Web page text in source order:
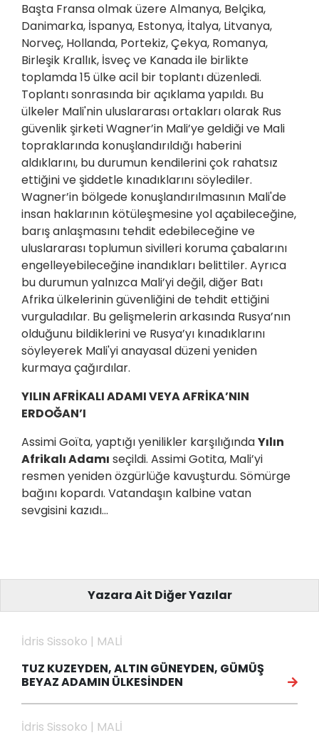
Başta Fransa olmak üzere Almanya, Belçika,
Danimarka, İspanya, Estonya, İtalya, Litvanya,
Norveç, Hollanda, Portekiz, Çekya, Romanya,
Birleşik Krallık, İsveç ve Kanada ile birlikte
toplamda 15 ülke acil bir toplantı düzenledi.
Toplantı sonrasında bir açıklama yapıldı. Bu
ülkeler Mali'nin uluslararası ortakları olarak Rus
güvenlik şirketi Wagner’in Mali’ye geldiği ve Mali
topraklarında konuşlandırıldığı haberini
aldıklarını, bu durumun kendilerini çok rahatsız
ettiğini ve şiddetle kınadıklarını söylediler.
Wagner’in bölgede konuşlandırılmasının Mali'de
insan haklarının kötüleşmesine yol açabileceğine,
barış anlaşmasını tehdit edebileceğine ve
uluslararası toplumun sivilleri koruma çabalarını
engelleyebileceğine inandıkları belittiler. Ayrıca
bu durumun yalnızca Mali’yi değil, diğer Batı
Afrika ülkelerinin güvenliğini de tehdit ettiğini
vurguladılar. Bu gelişmelerin arkasında Rusya’nın
olduğunu bildiklerini ve Rusya’yı kınadıklarını
söyleyerek Mali'yi anayasal düzeni yeniden
kurmaya çağırdılar.
YILIN AFRİKALI ADAMI VEYA AFRİKA’NIN
ERDOĞAN’I
Assimi Goïta, yaptığı yenilikler karşılığındaYılın
Afrikalı Adamı seçildi. Assimi Gotita, Mali’yi
resmen yeniden özgürlüğe kavuşturdu. Sömürge
bağını kopardı. Vatandaşın kalbine vatan
sevgisini kazıdı…
Yazara Ait Diğer Yazılar
İdris Sissoko | MALİ
TUZ KUZEYDEN, ALTIN GÜNEYDEN, GÜMÜŞ
BEYAZ ADAMIN ÜLKESİNDEN
İdris Sissoko | MALİ